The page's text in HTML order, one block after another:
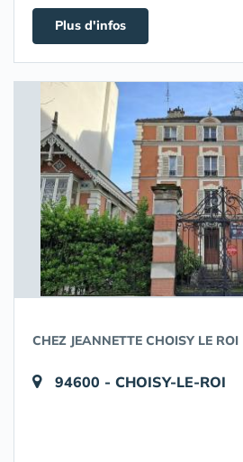
Plus d'infos
CHEZ JEANNETTE CHOISY LE ROI
94600 - CHOISY-LE-ROI